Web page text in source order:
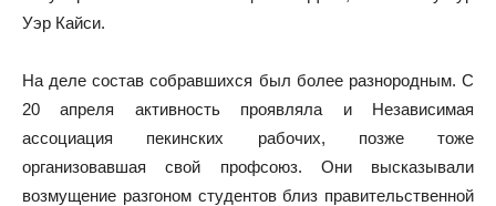
Уэр Кайси.
На деле состав собравшихся был более разнородным. С
20 апреля активность проявляла и Независимая
ассоциация пекинских рабочих, позже тоже
организовавшая свой профсоюз. Они высказывали
возмущение разгоном студентов близ правительственной